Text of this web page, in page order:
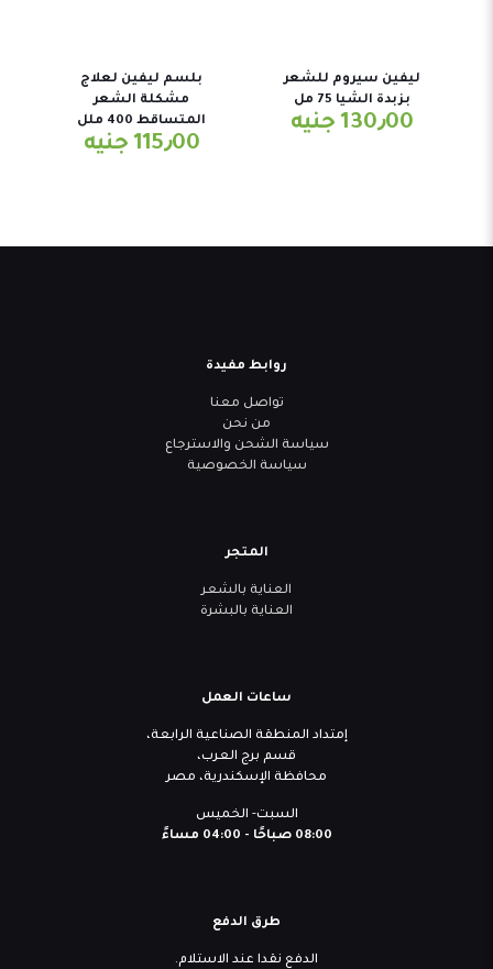
ليفين سيروم للشعر
بزبدة الشيا 75 مل
130٫00 جنيه
بلسم ليفين لعلاج
مشكلة الشعر
المتساقط 400 ملل
115٫00 جنيه
روابط مفيدة
تواصل معنا
من نحن
سياسة الشحن والاسترجاع
سياسة الخصوصية
المتجر
العناية بالشعر
العناية بالبشرة
ساعات العمل
إمتداد المنطقة الصناعية الرابعة،
قسم برج العرب،
محافظة الإسكندرية، مصر
السبت- الخميس
08:00 صباحًا - 04:00 مساءً
طرق الدفع
الدفع نقدا عند الاستلام.